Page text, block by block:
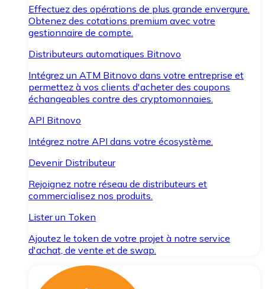
Effectuez des opérations de plus grande envergure.
Obtenez des cotations premium avec votre
gestionnaire de compte.
Distributeurs automatiques Bitnovo
Intégrez un ATM Bitnovo dans votre entreprise et
permettez à vos clients d'acheter des coupons
échangeables contre des cryptomonnaies.
API Bitnovo
Intégrez notre API dans votre écosystème.
Devenir Distributeur
Rejoignez notre réseau de distributeurs et
commercialisez nos produits.
Lister un Token
Ajoutez le token de votre projet à notre service
d'achat, de vente et de swap.